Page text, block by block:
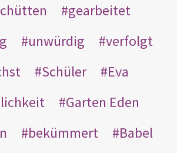
gearbeitet
unwürdig
verfolgt
Schüler
Eva
Garten Eden
bekümmert
Babel